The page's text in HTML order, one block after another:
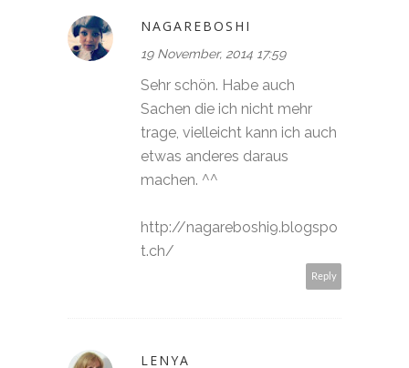
NAGAREBOSHI
19 November, 2014 17:59
Sehr schön. Habe auch
Sachen die ich nicht mehr
trage, vielleicht kann ich auch
etwas anderes daraus
machen. ^^
http://nagareboshi9.blogspo
t.ch/
Reply
LENYA